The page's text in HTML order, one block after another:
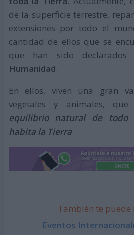
de la superficie terrestre,
extensiones por todo el
cantidad de ellos que se
que han sido declarados
Humanidad.
En ellos, viven una gran
vegetales y animales,
equilibrio natural de todo
habita la Tierra.
También te puede
Eventos